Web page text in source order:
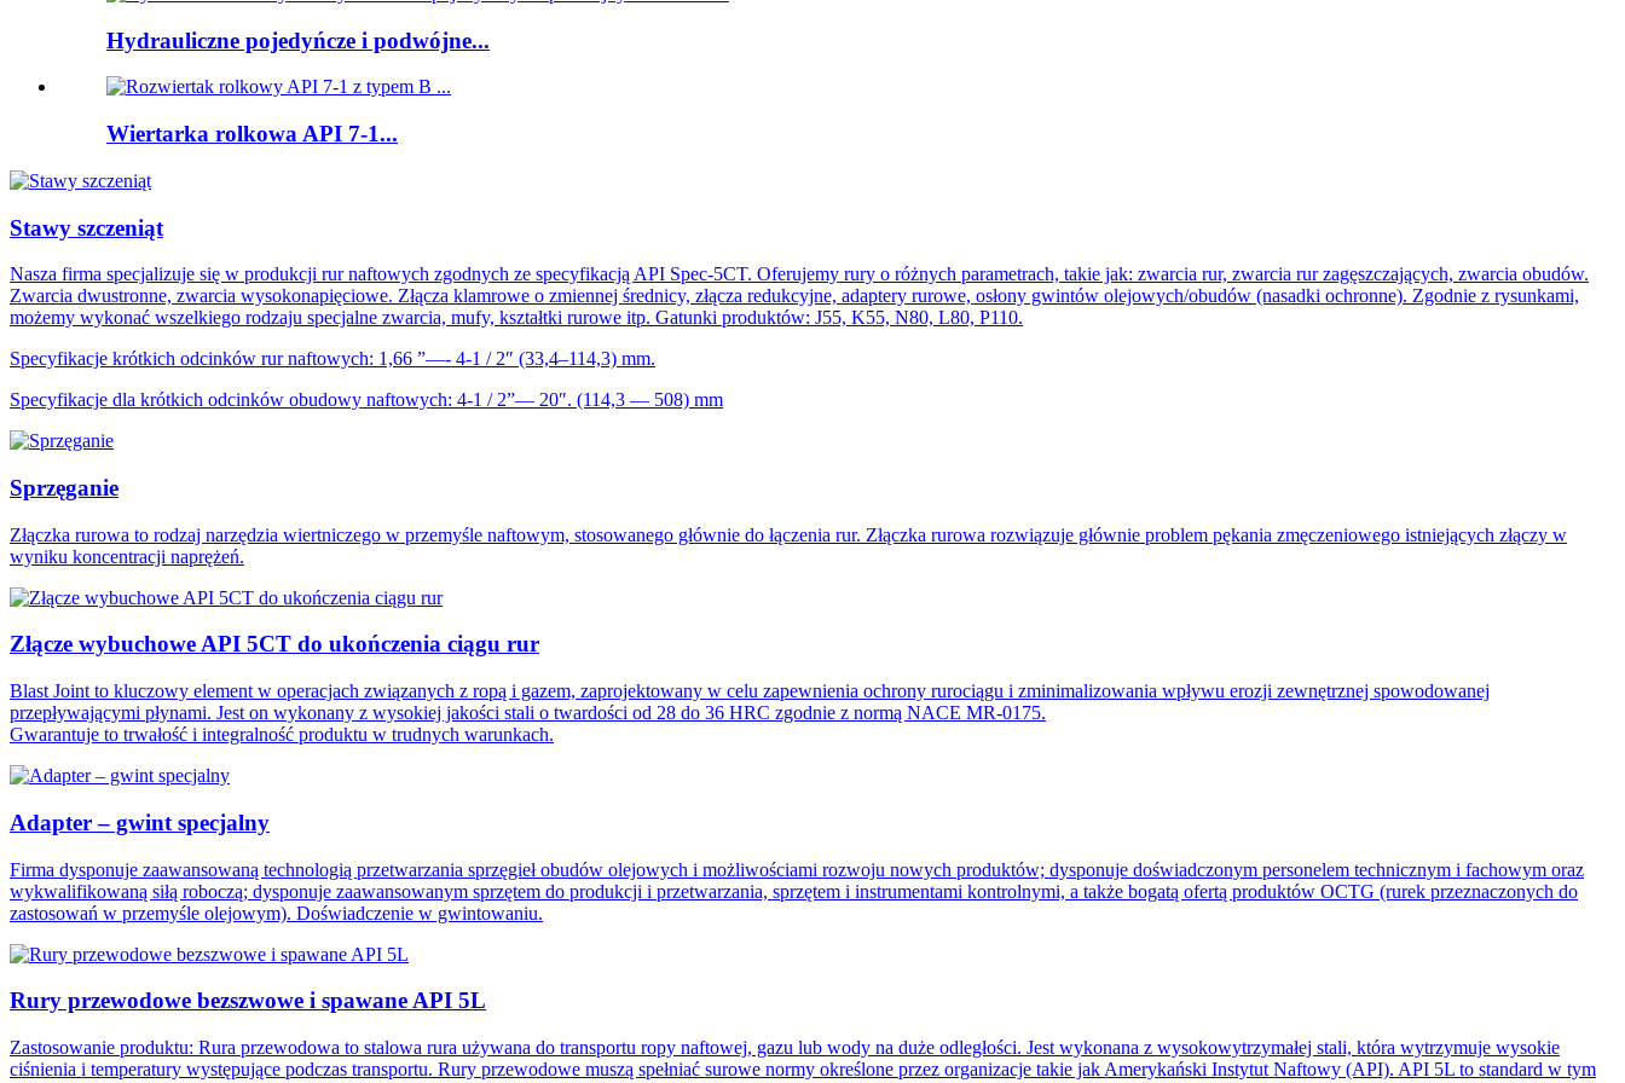
Hydrauliczne pojedyńcze i podwójne...
Wiertarka rolkowa API 7-1...
Stawy szczeniąt
Nasza firma specjalizuje się w produkcji rur naftowych zgodnych ze specyfikacją API Spec-5CT. Oferujemy rury o różnych parametrach, takie jak: zwarcia rur, zwarcia rur zagęszczających, zwarcia obudów.
Zwarcia dwustronne, zwarcia wysokonapięciowe. Złącza klamrowe o zmiennej średnicy, złącza redukcyjne, adaptery rurowe, osłony gwintów olejowych/obudów (nasadki ochronne). Zgodnie z rysunkami,
możemy wykonać wszelkiego rodzaju specjalne zwarcia, mufy, kształtki rurowe itp. Gatunki produktów: J55, K55, N80, L80, P110.
Specyfikacje krótkich odcinków rur naftowych: 1,66 ”—- 4-1 / 2″ (33,4–114,3) mm.
Specyfikacje dla krótkich odcinków obudowy naftowych: 4-1 / 2”— 20″. (114,3 — 508) mm
Sprzęganie
Złączka rurowa to rodzaj narzędzia wiertniczego w przemyśle naftowym, stosowanego głównie do łączenia rur. Złączka rurowa rozwiązuje głównie problem pękania zmęczeniowego istniejących złączy w
wyniku koncentracji naprężeń.
Złącze wybuchowe API 5CT do ukończenia ciągu rur
Blast Joint to kluczowy element w operacjach związanych z ropą i gazem, zaprojektowany w celu zapewnienia ochrony rurociągu i zminimalizowania wpływu erozji zewnętrznej spowodowanej
przepływającymi płynami. Jest on wykonany z wysokiej jakości stali o twardości od 28 do 36 HRC zgodnie z normą NACE MR-0175.
Gwarantuje to trwałość i integralność produktu w trudnych warunkach.
Adapter – gwint specjalny
Firma dysponuje zaawansowaną technologią przetwarzania sprzęgieł obudów olejowych i możliwościami rozwoju nowych produktów; dysponuje doświadczonym personelem technicznym i fachowym oraz
wykwalifikowaną siłą roboczą; dysponuje zaawansowanym sprzętem do produkcji i przetwarzania, sprzętem i instrumentami kontrolnymi, a także bogatą ofertą produktów OCTG (rurek przeznaczonych do
zastosowań w przemyśle olejowym). Doświadczenie w gwintowaniu.
Rury przewodowe bezszwowe i spawane API 5L
Zastosowanie produktu: Rura przewodowa to stalowa rura używana do transportu ropy naftowej, gazu lub wody na duże odległości. Jest wykonana z wysokowytrzymałej stali, która wytrzymuje wysokie
ciśnienia i temperatury występujące podczas transportu. Rury przewodowe muszą spełniać surowe normy określone przez organizacje takie jak Amerykański Instytut Naftowy (API). API 5L to standard w tym